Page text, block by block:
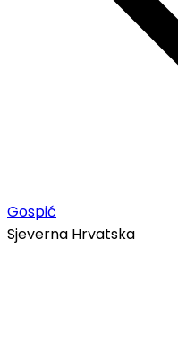
Gospić
Sjeverna Hrvatska